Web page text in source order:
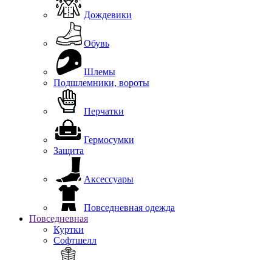
Дождевики
Обувь
Шлемы
Подшлемники, вороты
Перчатки
Гермосумки
Защита
Аксессуары
Повседневная одежда
Повседневная
Куртки
Софтшелл